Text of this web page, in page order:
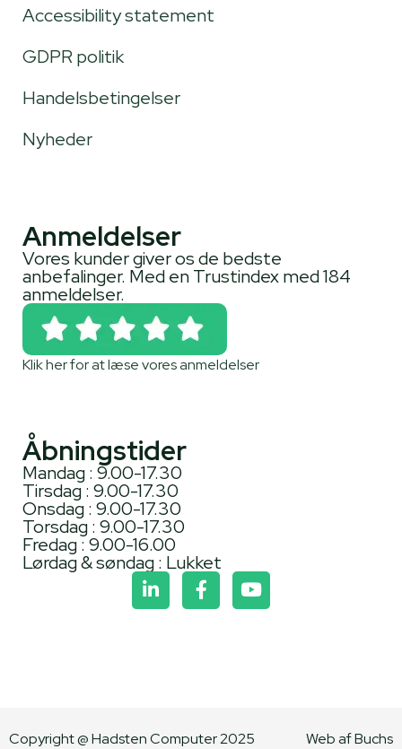
Accessibility statement
GDPR politik
Handelsbetingelser
Nyheder
Anmeldelser
Vores kunder giver os de bedste
anbefalinger. Med en Trustindex med 184
anmeldelser.
Klik her for at læse vores anmeldelser
Åbningstider
Mandag : 9.00-17.30
Tirsdag : 9.00-17.30
Onsdag : 9.00-17.30
Torsdag : 9.00-17.30
Fredag : 9.00-16.00
Lørdag & søndag : Lukket
Copyright @ Hadsten Computer 2025 Web af Buchs